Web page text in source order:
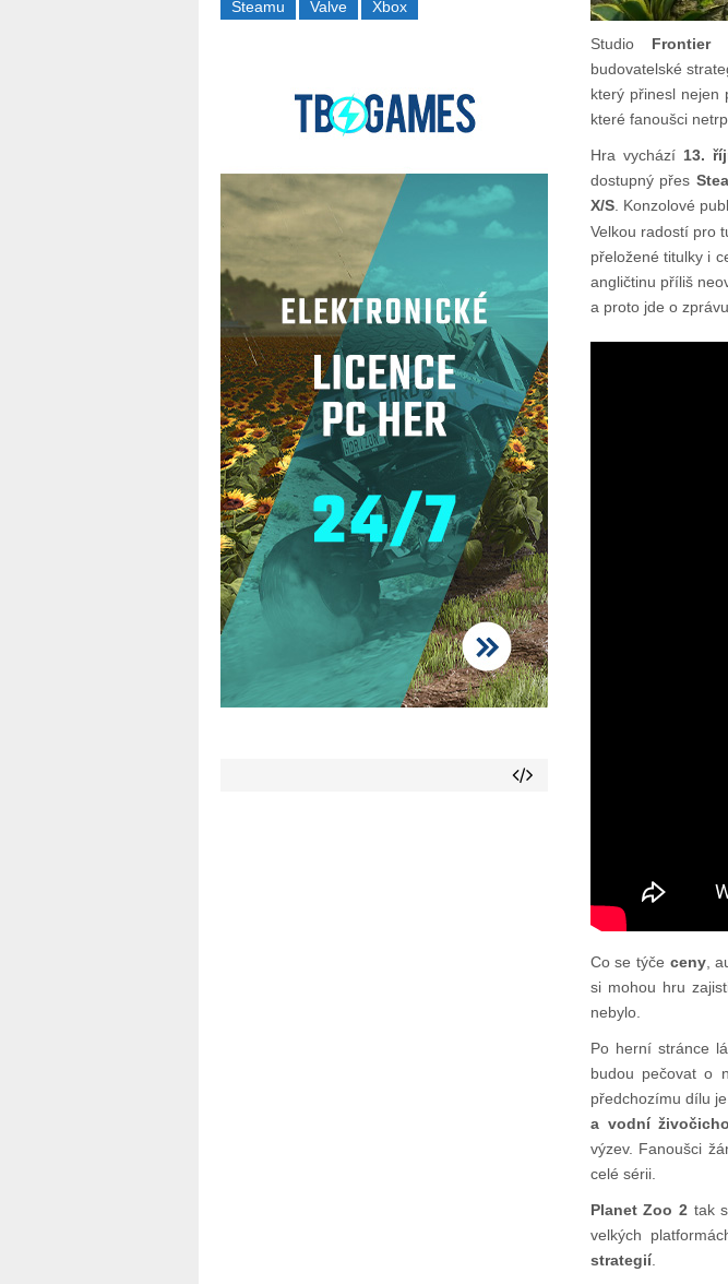
Studio Frontier
budovatelské
který přinesl nejen
které fanoušci
Hra vychází 13.
dostupný přes
X/S. Konzolové
Velkou radostí pro
přeložené titulky i
angličtinu příliš
a proto jde o
Co se týče ceny,
si mohou hru
nebylo.
Po herní stránce
budou pečovat o
předchozímu dílu
a vodní
výzev. Fanoušci
celé sérii.
Planet Zoo 2tak
velkých
strategií.
Steamu
Valve Xbox